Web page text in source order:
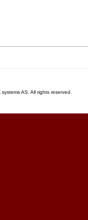
AS. All rights reserved.